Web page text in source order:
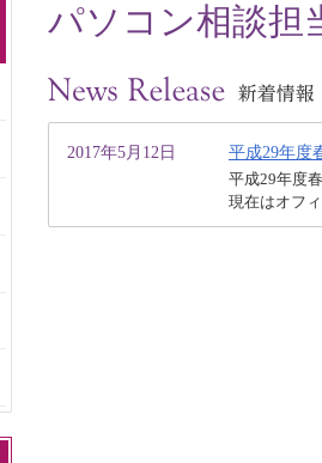
パソコン相談担
2017年5月12日 平成29年度
平成29年度
現在はオフ